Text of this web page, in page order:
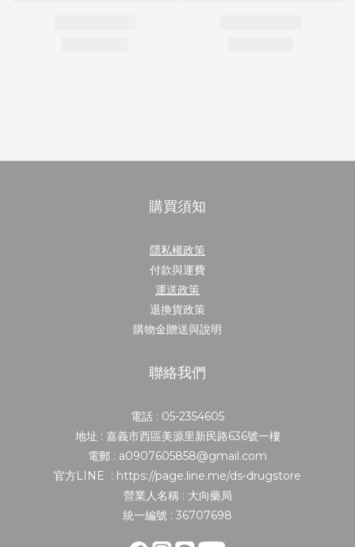
購買須知
隱私權政策
付款與運費
運送政策
退換貨政策
購物金贈送與說明
聯絡我們
電話 : 05-2354605
地址 : 嘉義市西區美源里新民路636號一樓
電郵 : a0907605858@gmail.com
官方LINE : https://page.line.me/ds-drugstore
營業人名稱 : 大向藥局
統一編號 : 36707698